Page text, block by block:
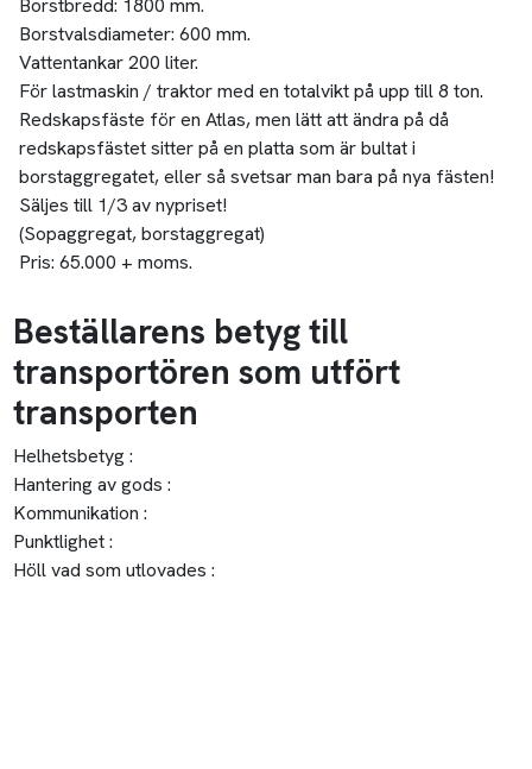
Borstbredd: 1800 mm.
Borstvalsdiameter: 600 mm.
Vattentankar 200 liter.
För lastmaskin / traktor med en totalvikt på upp till 8 ton.
Redskapsfäste för en Atlas, men lätt att ändra på då
redskapsfästet sitter på en platta som är bultat i
borstaggregatet, eller så svetsar man bara på nya fästen!
Säljes till 1/3 av nypriset!
(Sopaggregat, borstaggregat)
Pris: 65.000 + moms.
Beställarens betyg till
transportören som utfört
transporten
Helhetsbetyg :
Hantering av gods :
Kommunikation :
Punktlighet :
Höll vad som utlovades :